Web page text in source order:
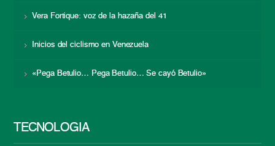
Vera Fortique: voz de la hazaña del 41
Inicios del ciclismo en Venezuela
«Pega Betulio… Pega Betulio… Se cayó Betulio»
TECNOLOGÍA